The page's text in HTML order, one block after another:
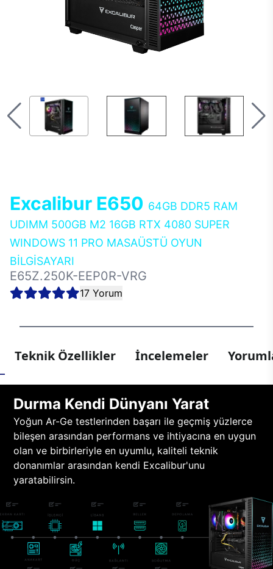
Excalibur E650 64GB DDR5 RAM
UDIMM 500GB M2 16GB RTX 4080 SUPER
WINDOWS 11 PRO MASAÜSTÜ OYUN
BİLGİSAYARI
E65Z.250K-EEP0R-VRG
17 Yorum
Teknik Özellikler İncelemeler
Durma Kendi Dünyanı Yarat
Yoğun Ar-Ge testlerinden başarı ile geçmiş yüzlerce
bileşen arasından performans ve ihtiyacına en uygun
olan ve birbirleriyle en uyumlu, kaliteli teknik
donanımlar arasından kendi Excalibur'unu
yaratabilirsin.